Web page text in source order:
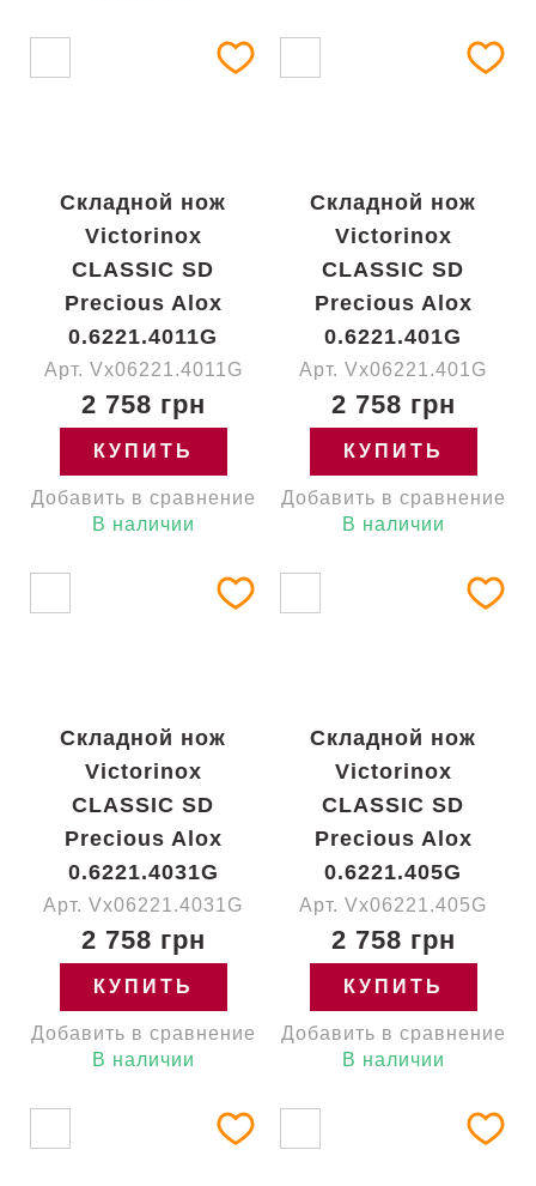
Складной нож
Victorinox
CLASSIC SD
Precious Alox
0.6221.4011G
Арт. Vx06221.4011G
2 758 грн
КУПИТЬ
Добавить в сравнение
В наличии
Складной нож
Victorinox
CLASSIC SD
Precious Alox
0.6221.401G
Арт. Vx06221.401G
2 758 грн
КУПИТЬ
Добавить в сравнение
В наличии
Складной нож
Victorinox
CLASSIC SD
Precious Alox
0.6221.4031G
Арт. Vx06221.4031G
2 758 грн
КУПИТЬ
Добавить в сравнение
В наличии
Складной нож
Victorinox
CLASSIC SD
Precious Alox
0.6221.405G
Арт. Vx06221.405G
2 758 грн
КУПИТЬ
Добавить в сравнение
В наличии